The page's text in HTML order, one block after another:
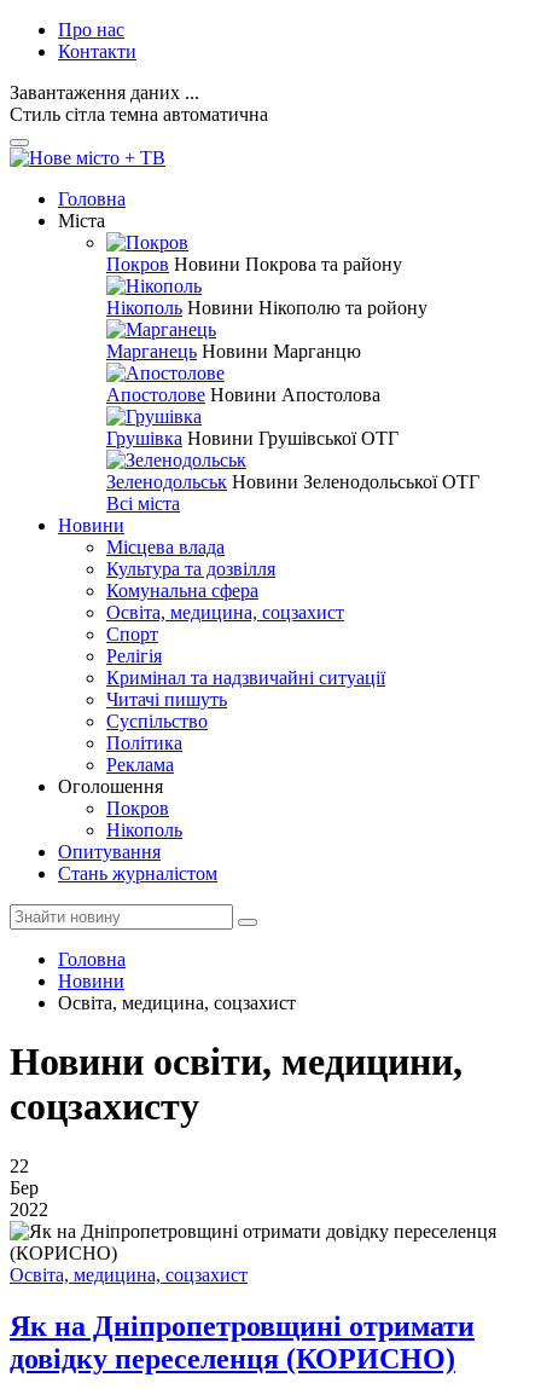
Про нас
Контакти
Завантаження даних ...
Стиль сітла темна автоматична
Головна
Міста
Покров Новини Покрова та району
Нікополь Новини Нікополю та ройону
Марганець Новини Марганцю
Апостолове Новини Апостолова
Грушівка Новини Грушівської ОТГ
Зеленодольськ Новини Зеленодольської ОТГ
Всі міста
Новини
Місцева влада
Культура та дозвілля
Комунальна сфера
Освіта, медицина, соцзахист
Спорт
Релігія
Кримінал та надзвичайні ситуації
Читачі пишуть
Суспільство
Політика
Реклама
Оголошення
Покров
Нікополь
Опитування
Стань журналістом
Головна
Новини
Освіта, медицина, соцзахист
Новини освіти, медицини,
соцзахисту
22
Бер
2022
Освіта, медицина, соцзахист
Як на Дніпропетровщині отримати
довідку переселенця (КОРИСНО)